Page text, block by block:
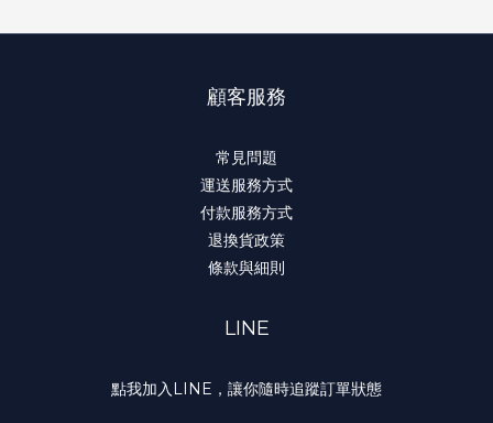
顧客服務
常見問題
運送服務方式
付款服務方式
退換貨政策
條款與細則
LINE
點我加入LINE，讓你隨時追蹤訂單狀態